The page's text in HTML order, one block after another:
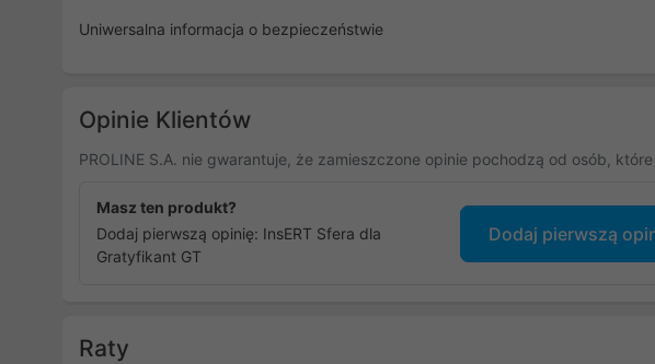
Uniwersalna informacja o bezpieczeństwie
Opinie Klientów
PROLINE S.A. nie gwarantuje, że zamieszczone opinie pochodzą od osób,
Masz ten produkt?
Dodaj pierwszą opinię: InsERT Sfera dla
Gratyfikant GT
Dodaj pierwszą
Raty